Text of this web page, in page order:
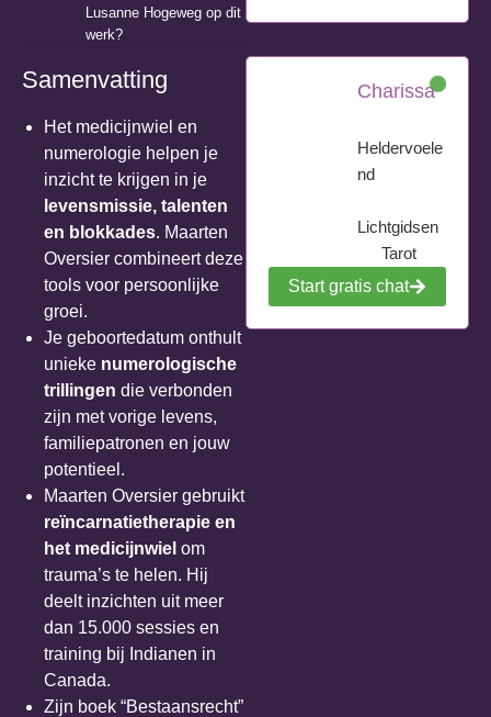
Lusanne Hogeweg op dit
werk?
Samenvatting
Het medicijnwiel en
numerologie helpen je
inzicht te krijgen in je
levensmissie, talenten
en blokkades. Maarten
Oversier combineert deze
tools voor persoonlijke
groei.
Je geboortedatum onthult
unieke numerologische
trillingen die verbonden
zijn met vorige levens,
familiepatronen en jouw
potentieel.
Maarten Oversier gebruikt
reïncarnatietherapie en
het medicijnwiel om
trauma’s te helen. Hij
deelt inzichten uit meer
dan 15.000 sessies en
training bij Indianen in
Canada.
Zijn boek “Bestaansrecht”
Charissa
Heldervoele
nd
Lichtgidsen
Tarot
Start gratis chat